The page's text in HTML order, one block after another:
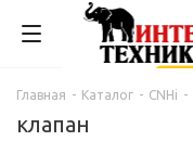
Главная - Каталог - CNHi -
клапан